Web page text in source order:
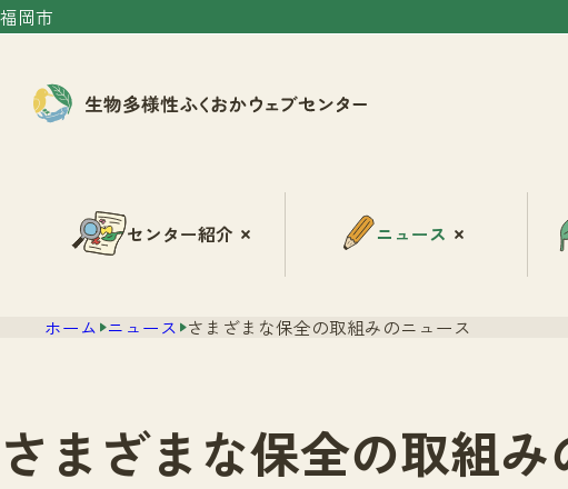
福岡市
センター紹介 ニュース
ホーム ニュース さまざまな保全の取組みのニュース
さまざまな保全の取組